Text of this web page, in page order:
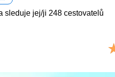
sleduje jej/ji 248 cestovatelů